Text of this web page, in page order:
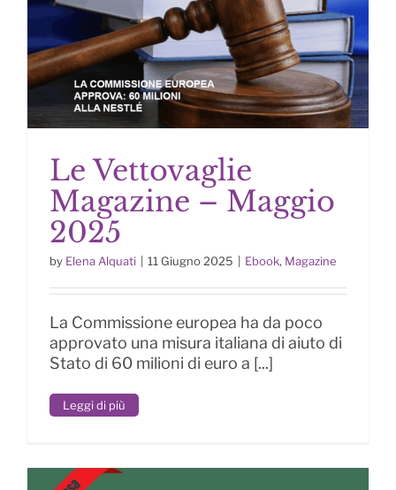
Le Vettovaglie Magazine –
Maggio 2025
Le Vettovaglie
Magazine – Maggio
2025
by Elena Alquati 11 Giugno 2025 Ebook, Magazine
La Commissione europea ha da poco
approvato una misura italiana di aiuto di
Stato di 60 milioni di euro a [...]
Leggi di più